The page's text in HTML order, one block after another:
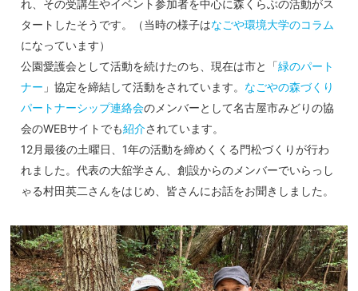
れ、その受講生やイベント参加者を中心に森くらぶの活動がス
タートしたそうです。（当時の様子はなごや環境大学のコラム
になっています）
公園愛護会として活動を続けたのち、現在は市と「緑のパート
ナー 」協定を締結して活動をされています。 なごやの森づくり
パートナーシップ連絡会のメンバーとして名古屋市みどりの協
会のWEBサイトでも紹介されています。
12月最後の土曜日、1年の活動を締めくくる門松づくりが行わ
れました。代表の大舘学さん、創設からのメンバーでいらっし
ゃる村田英二さんをはじめ、皆さんにお話をお聞きしました。